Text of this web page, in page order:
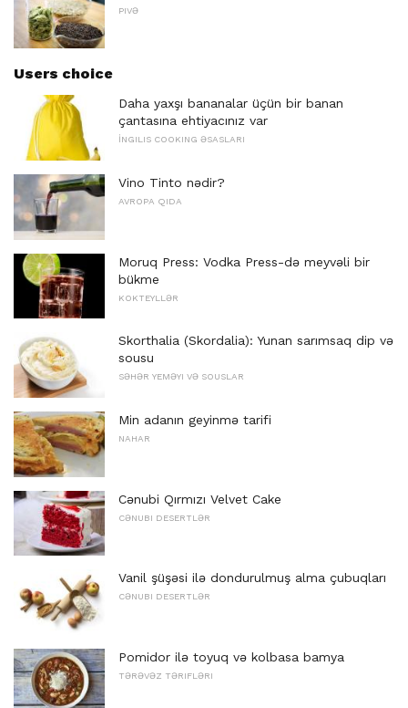
PIVƏ
Users choice
Daha yaxşı bananalar üçün bir banan
çantasına ehtiyacınız var
İNGILIS COOKING ƏSASLARI
Vino Tinto nədir?
AVROPA QIDA
Moruq Press: Vodka Press-də meyvəli bir
bükme
KOKTEYLLƏR
Skorthalia (Skordalia): Yunan sarımsaq dip və
sousu
SƏHƏR YEMƏYI VƏ SOUSLAR
Min adanın geyinmə tarifi
NAHAR
Cənubi Qırmızı Velvet Cake
CƏNUBI DESERTLƏR
Vanil şüşəsi ilə dondurulmuş alma çubuqları
CƏNUBI DESERTLƏR
Pomidor ilə toyuq və kolbasa bamya
TƏRƏVƏZ TƏRIFLƏRI